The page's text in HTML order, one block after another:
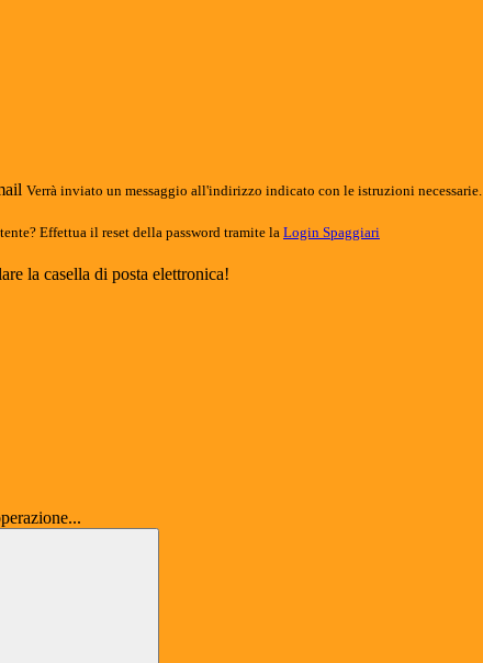
Verrà inviato un messaggio all'indirizzo indicato con le istruzioni necessarie.
Effettua il reset della password tramite la Login Spaggiari
la casella di posta elettronica!